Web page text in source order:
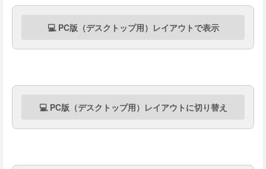
💻 PC版（デスクトップ用）レイアウトで表示
💻 PC版（デスクトップ用）レイアウトに切り替え